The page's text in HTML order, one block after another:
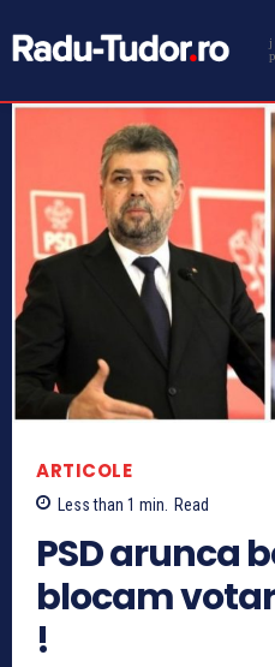
ARTICOLE
Less than 1 min. Read
PSD arunca
blocam
!